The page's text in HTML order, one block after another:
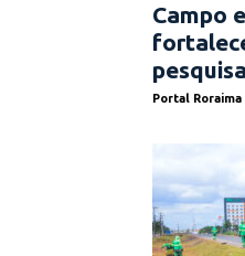
Campo
Portal Roraima